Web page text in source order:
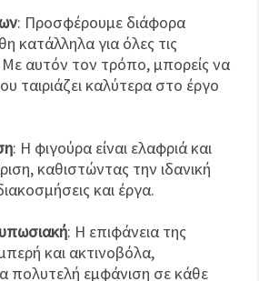
: Προσφέρουμε διάφορα
κατάλληλα για όλες τις
Με αυτόν τον τρόπο, μπορείς να
ταιριάζει καλύτερα στο έργο
: Η φιγούρα είναι ελαφριά και
καθιστώντας την ιδανική
και έργα.
: Η επιφάνεια της
και ακτινοβόλα,
πολυτελή εμφάνιση σε κάθε